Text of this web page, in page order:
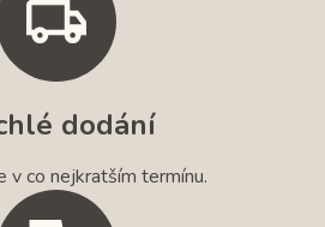
dodání
v co nejkratším termínu.